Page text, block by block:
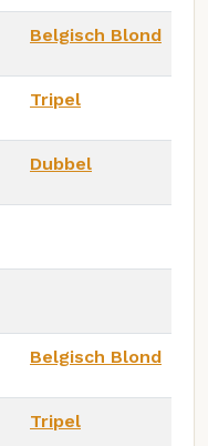
Belgisch Blond
Tripel
Dubbel
Belgisch Blond
Tripel